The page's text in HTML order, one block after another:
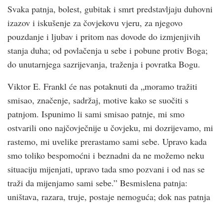
Svaka patnja, bolest, gubitak i smrt predstavljaju duhovni
izazov i iskušenje za čovjekovu vjeru, za njegovo
pouzdanje i ljubav i pritom nas dovode do izmjenjivih
stanja duha; od povlačenja u sebe i pobune protiv Boga;
do unutarnjega sazrijevanja, traženja i povratka Bogu.
Viktor E. Frankl će nas potaknuti da „moramo tražiti
smisao, značenje, sadržaj, motive kako se suočiti s
patnjom. Ispunimo li sami smisao patnje, mi smo
ostvarili ono najčovječnije u čovjeku, mi dozrijevamo, mi
rastemo, mi uvelike prerastamo sami sebe. Upravo kada
smo toliko bespomoćni i beznadni da ne možemo neku
situaciju mijenjati, upravo tada smo pozvani i od nas se
traži da mijenjamo sami sebe.” Besmislena patnja:
uništava, razara, truje, postaje nemoguća; dok nas patnja